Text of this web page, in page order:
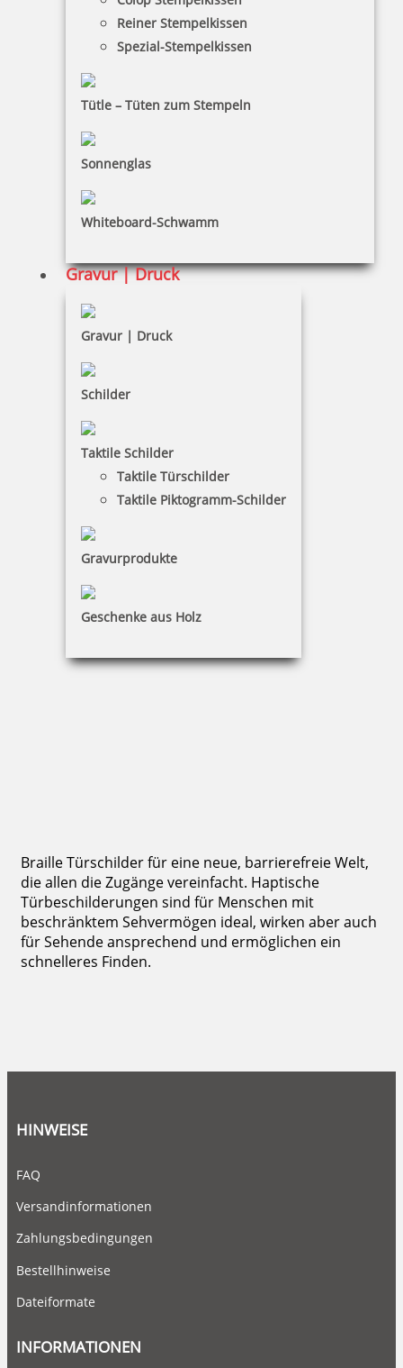
Reiner Stempelkissen
Spezial-Stempelkissen
Tütle – Tüten zum Stempeln
Sonnenglas
Whiteboard-Schwamm
Gravur | Druck
Gravur | Druck
Schilder
Taktile Schilder
Taktile Türschilder
Taktile Piktogramm-Schilder
Gravurprodukte
Geschenke aus Holz
Braille Türschild WC Damen
27,73 €
Braille Türschilder für eine neue, barrierefreie Welt,
die allen die Zugänge vereinfacht. Haptische
Türbeschilderungen sind für Menschen mit
beschränktem Sehvermögen ideal, wirken aber auch
für Sehende ansprechend und ermöglichen ein
schnelleres Finden.
HINWEISE
FAQ
Versandinformationen
Zahlungsbedingungen
Bestellhinweise
Dateiformate
INFORMATIONEN